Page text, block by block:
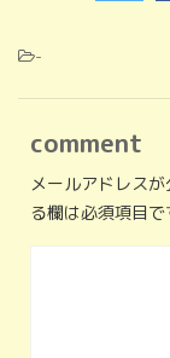
-
comment
メールアドレスが
る欄は必須項目で